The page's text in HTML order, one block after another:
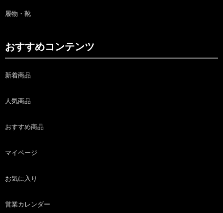
履物・靴
おすすめコンテンツ
新着商品
人気商品
おすすめ商品
マイページ
お気に入り
営業カレンダー